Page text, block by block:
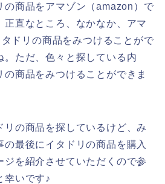
の商品をアマゾン（amazon）で
正直なところ、なかなか、アマ
ドリの商品をみつけることがで
。ただ、色々と探している内
商品をみつけることができま
リの商品を探しているけど、み
最後にイタドリの商品を購入
ジを紹介させていただくので参
幸いです♪